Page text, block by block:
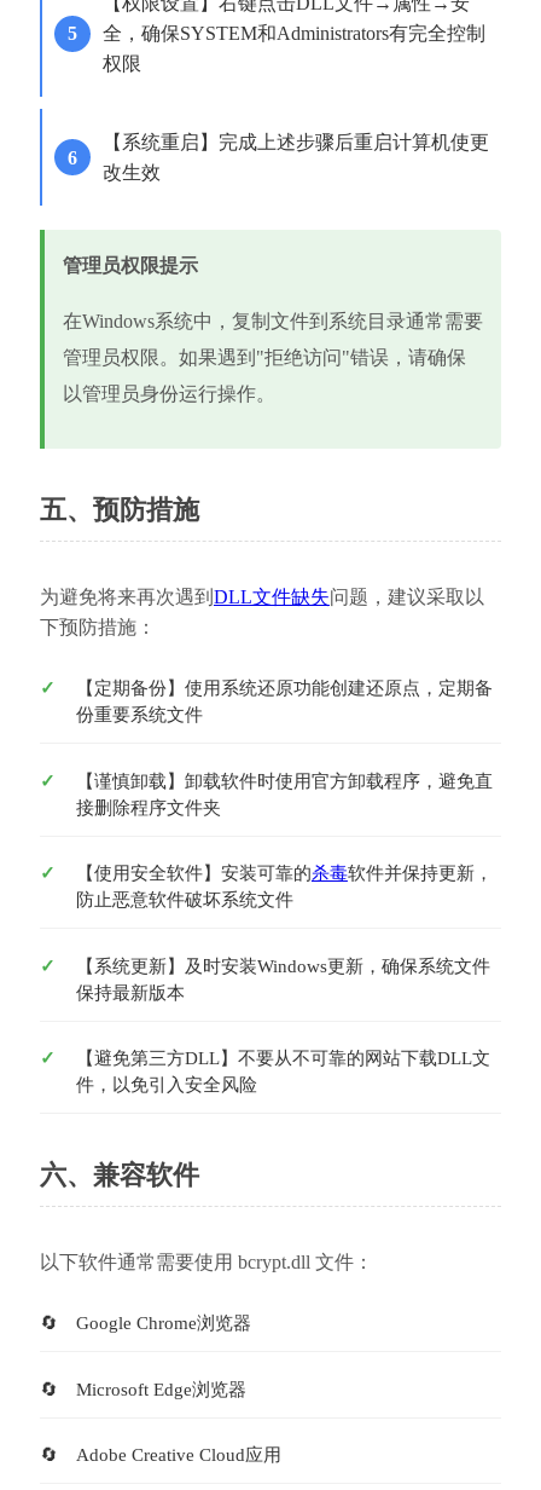
全，确保SYSTEM和Administrators有完全控制
权限
【系统重启】完成上述步骤后重启计算机使更
改生效
管理员权限提示
在Windows系统中，复制文件到系统目录通常需要
管理员权限。如果遇到"拒绝访问"错误，请确保
以管理员身份运行操作。
五、预防措施
为避免将来再次遇到 DLL文件缺失问题，建议采取以
下预防措施：
【定期备份】使用系统还原功能创建还原点，定期备
份重要系统文件
【谨慎卸载】卸载软件时使用官方卸载程序，避免直
接删除程序文件夹
【使用安全软件】安装可靠的杀毒软件并保持更新，
防止恶意软件破坏系统文件
【系统更新】及时安装Windows更新，确保系统文件
保持最新版本
【避免第三方DLL】不要从不可靠的网站下载DLL文
件，以免引入安全风险
六、兼容软件
以下软件通常需要使用 bcrypt.dll 文件：
Google Chrome浏览器
Microsoft Edge浏览器
Adobe Creative Cloud应用